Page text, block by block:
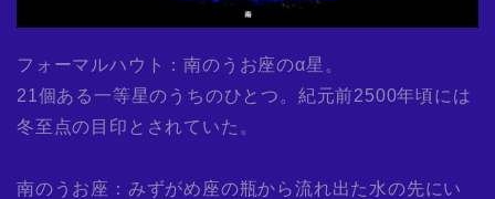
フォーマルハウト：南のうお座のα星。
21個ある一等星のうちのひとつ。紀元前2500年頃には
冬至点の目印とされていた。
南のうお座：みずがめ座の瓶から流れ出た水の先にい